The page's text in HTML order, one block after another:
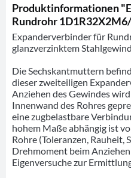
Produktinformationen
Rundrohr
Expanderverbinder für
glanzverzinktem
Die Sechskantmuttern
dieser zweiteiligen
Anziehen des Gewindes
Innenwand des Rohres
eine zugbelastbare
hohem Maße abhängig ist
Rohre (Toleranzen, Rauheit,
Drehmoment beim
Eigenversuche zur